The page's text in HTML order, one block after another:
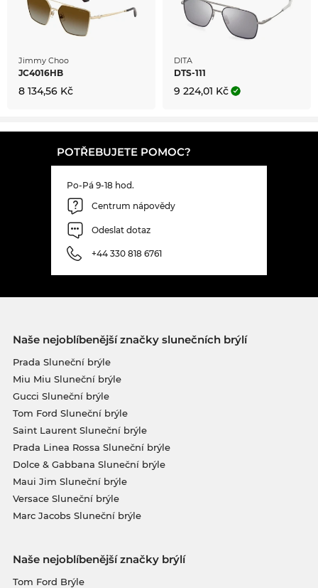
Jimmy Choo
JC4016HB
8 134,56 Kč
DITA
DTS-111
9 224,01 Kč
POTŘEBUJETE POMOC?
Po-Pá 9-18 hod.
Centrum nápovědy
Odeslat dotaz
+44 330 818 6761
Naše nejoblíbenější značky slunečních brýlí
Prada Sluneční brýle
Miu Miu Sluneční brýle
Gucci Sluneční brýle
Tom Ford Sluneční brýle
Saint Laurent Sluneční brýle
Prada Linea Rossa Sluneční brýle
Dolce & Gabbana Sluneční brýle
Maui Jim Sluneční brýle
Versace Sluneční brýle
Marc Jacobs Sluneční brýle
Naše nejoblíbenější značky brýlí
Tom Ford Brýle